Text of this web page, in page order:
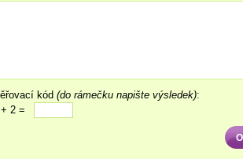
kód (do rámečku napište výsledek):
2 =